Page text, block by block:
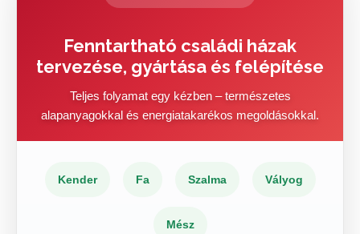
Fenntartható családi házak
tervezése, gyártása és felépítése
Teljes folyamat egy kézben – természetes
alapanyagokkal és energiatakarékos megoldásokkal.
Kender Fa Szalma Vályog
Mész